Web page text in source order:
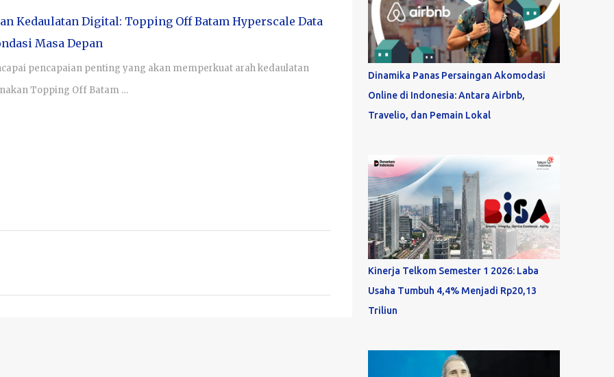
Kedaulatan Digital: Topping Off Batam Hyperscale Data
Masa Depan
pencapaian penting yang akan memperkuat arah kedaulatan
Topping Off Batam …
Dinamika Panas Persaingan Akomodasi
Online di Indonesia: Antara Airbnb,
Travelio, dan Pemain Lokal
Kinerja Telkom Semester 1 2026: Laba
Usaha Tumbuh 4,4% Menjadi Rp20,13
Triliun